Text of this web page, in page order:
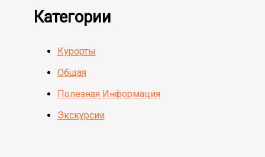
Категории
Курорты
Общая
Полезная Информация
Экскурсии